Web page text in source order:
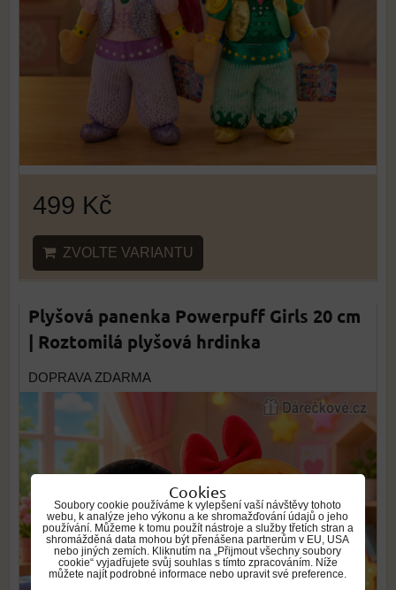
499 Kč
ZVOLTE VARIANTU
Plyšová panenka Powerpuff Girls 20 cm
| Roztomilá plyšová hrdinka
DOPRAVA ZDARMA
Cookies
Soubory cookie používáme k vylepšení vaší návštěvy tohoto
webu, k analýze jeho výkonu a ke shromažďování údajů o jeho
používání. Můžeme k tomu použít nástroje a služby třetích stran a
shromážděná data mohou být přenášena partnerům v EU, USA
nebo jiných zemích. Kliknutím na „Přijmout všechny soubory
cookie“ vyjadřujete svůj souhlas s tímto zpracováním. Níže
můžete najít podrobné informace nebo upravit své preference.